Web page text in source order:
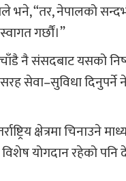
भने, “तर, नेपालको
गर्छौं।”
नै संसदबाट यसको
सेवा–सुविधा दिनुपर्ने
क्षेत्रमा चिनाउने
योगदान रहेको पनि